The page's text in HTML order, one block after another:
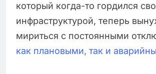
который когда-то гордился
инфраструктурой, теперь
мириться с постоянными
как плановыми, так и